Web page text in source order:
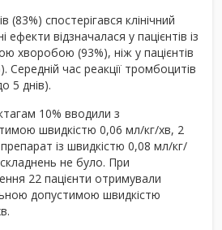
(83%) спостерігався клінічний
ефекти відзначалася у пацієнтів із
хворобою (93%), ніж у пацієнтів
Середній час реакції тромбоцитів
5 днів).
10% вводили з
швидкістю 0,06 мл/кг/хв, 2
із швидкістю 0,08 мл/кг/
не було. При
22 пацієнти отримували
допустимою швидкістю